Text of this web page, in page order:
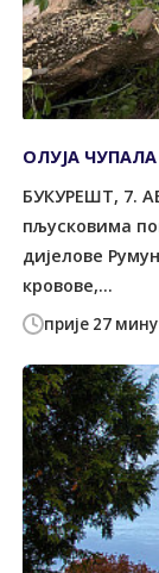
прије 27
ОЛУЈА
БУКУРЕШT, 7.
пљусковима
дијелове
кровове,...